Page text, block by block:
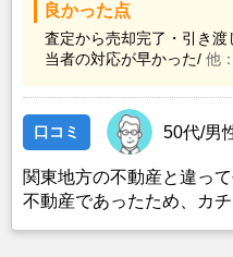
良かった点
査定から売却完了・引き
当者の対応が早かった/ 他
口コミ 50代/男
関東地方の不動産と違っ
不動産であったため、カ